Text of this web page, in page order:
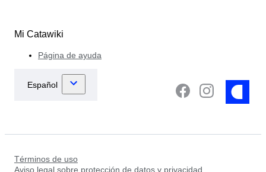
Mi Catawiki
Página de ayuda
Términos de uso
Aviso legal sobre protección de datos y privacidad